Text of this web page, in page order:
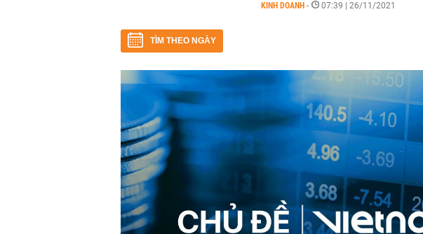
KINH DOANH - 07:39 | 26/11/2021
TÌM THEO NGÀY